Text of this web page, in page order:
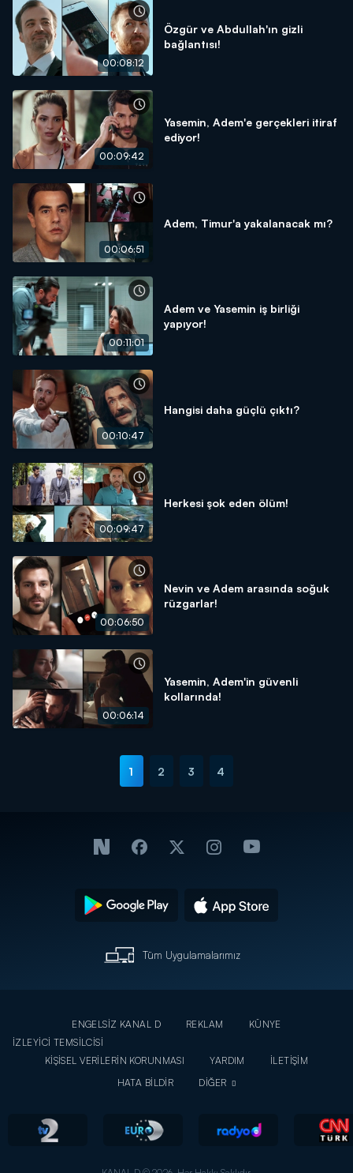
00:08:12
Özgür ve Abdullah'ın gizli
bağlantısı!
00:09:42
Yasemin, Adem'e gerçekleri itiraf
ediyor!
00:06:51
Adem, Timur'a yakalanacak mı?
00:11:01
Adem ve Yasemin iş birliği
yapıyor!
00:10:47
Hangisi daha güçlü çıktı?
00:09:47
Herkesi şok eden ölüm!
00:06:50
Nevin ve Adem arasında soğuk
rüzgarlar!
00:06:14
Yasemin, Adem'in güvenli
kollarında!
1 2 3 4
Tüm Uygulamalarımız
ENGELSİZ KANAL D REKLAM
KÜNYE
İZLEYİCİ TEMSİLCİSİ
KİŞİSEL VERİLERİN KORUNMASI
YARDIM
İLETİŞİM
HATA BİLDİR
DİĞER